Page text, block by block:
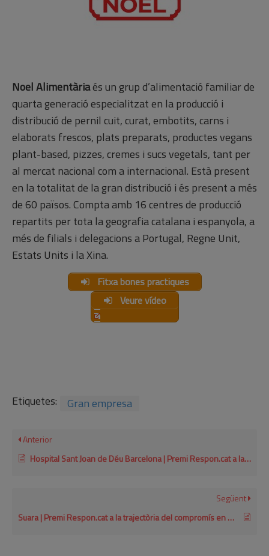
Noel Alimentàriaés un grup d’alimentació familiar de
quarta generació especialitzat en la producció i
distribució de pernil cuit, curat, embotits, carns i
elaborats frescos, plats preparats, productes vegans
plant-based, pizzes, cremes i sucs vegetals, tant per
al mercat nacional com a internacional. Està present
en la totalitat de la gran distribució i és present a més
de 60 països. Compta amb 16 centres de producció
repartits per tota la geografia catalana i espanyola, a
més de filials i delegacions a Portugal, Regne Unit,
Estats Units i la Xina.
Fitxa bones practiques
Veure vídeo
Etiquetes: Gran empresa
Anterior
Hospital Sant Joan de Déu Barcelona | Premi Respon.cat a la trajectòria del compromís en RSE per a empreses grans 2023
Següent
Suara | Premi Respon.cat a la trajectòria del compromís en RSE per a empreses grans 2021